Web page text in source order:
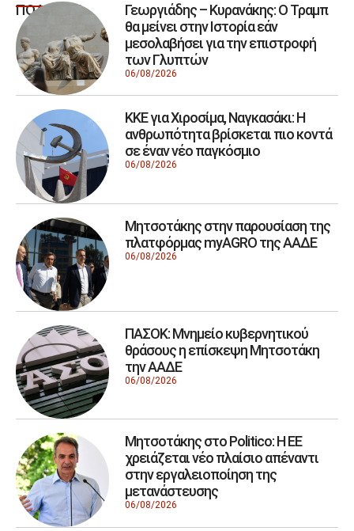
ΠΟΛΙΤΙΚΗ
Γεωργιάδης – Κυρανάκης: Ο Τραμπ
θα μείνει στην Ιστορία εάν
μεσολαβήσει για την επιστροφή
των Γλυπτών
06/08/2026
ΚΚΕ για Χιροσίμα, Ναγκασάκι: Η
ανθρωπότητα βρίσκεται πιο κοντά
σε έναν νέο παγκόσμιο
06/08/2026
Μητσοτάκης στην παρουσίαση της
πλατφόρμας myAGRO της ΑΑΔΕ
06/08/2026
ΠΑΣΟΚ: Μνημείο κυβερνητικού
θράσους η επίσκεψη Μητσοτάκη
την ΑΑΔΕ
06/08/2026
Μητσοτάκης στο Politico: Η ΕΕ
χρειάζεται νέο πλαίσιο απέναντι
στην εργαλειοποίηση της
μετανάστευσης
06/08/2026